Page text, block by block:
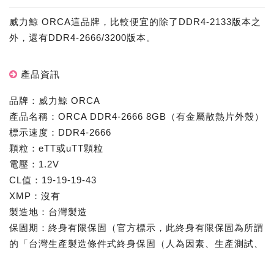
威力鯨 ORCA這品牌，比較便宜的除了DDR4-2133版本之
外，還有DDR4-2666/3200版本。
產品資訊
品牌：威力鯨 ORCA
產品名稱：ORCA DDR4-2666 8GB（有金屬散熱片外殼）
標示速度：DDR4-2666
顆粒：eTT或uTT顆粒
電壓：1.2V
CL值：19-19-19-43
XMP：沒有
製造地：台灣製造
保固期：終身有限保固（官方標示，此終身有限保固為所謂
的「台灣生產製造條件式終身保固（人為因素、生產測試、